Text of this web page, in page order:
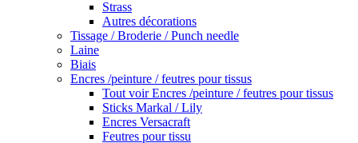
Strass
Autres décorations
Tissage / Broderie / Punch needle
Laine
Biais
Encres /peinture / feutres pour tissus
Tout voir Encres /peinture / feutres pour tissus
Sticks Markal / Lily
Encres Versacraft
Feutres pour tissu